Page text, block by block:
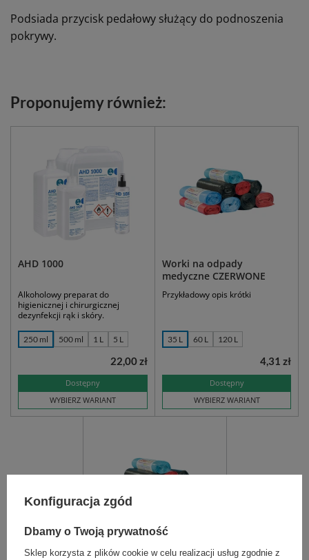
Podsiada przycisk pedałowy służący do podnoszenia
pokrywy.
Proponujemy również:
AHD 1000
Alkoholowy preparat do
higienicznej i chirurgicznej
dezynfekcji rąk i skóry.
250 ml 500 ml 1 L 5 L
Dostępny
WYBIERZ WARIANT
22,00 zł
Worki na odpady
medyczne CZERWONE
Przykładowy opis krótki
35 L 60 L 120 L
Dostępny
WYBIERZ WARIANT
4,31 zł
Worki na odpady CZARNE
Konfiguracja zgód
Dbamy o Twoją prywatność
Sklep korzysta z plików cookie w celu realizacji usług zgodnie z